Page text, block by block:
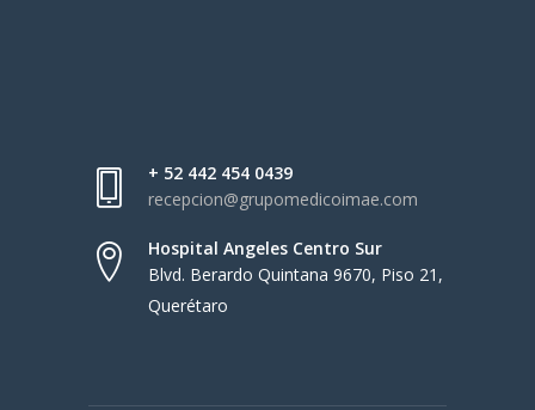
+ 52 442 454 0439
recepcion@grupomedicoimae.com
Hospital Angeles Centro Sur
Blvd. Berardo Quintana 9670, Piso 21,
Querétaro